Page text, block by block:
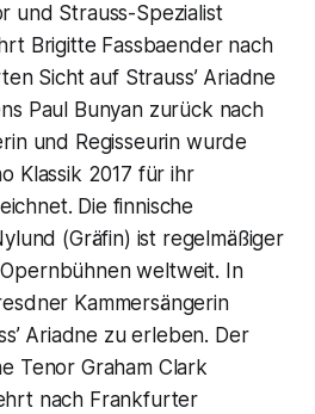
und Strauss-Spezialist
Brigitte Fassbaender nach
Sicht auf Strauss’ Ariadne
Paul Bunyan zurück nach
und Regisseurin wurde
Klassik 2017 für ihr
Die finnische
(Gräfin) ist regelmäßiger
weltweit. In
Kammersängerin
Ariadne zu erleben. Der
Tenor Graham Clark
nach Frankfurter